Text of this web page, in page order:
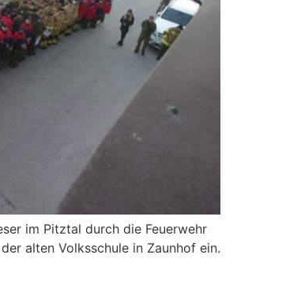
im Pitztal durch die Feuerwehr
alten Volksschule in Zaunhof ein.